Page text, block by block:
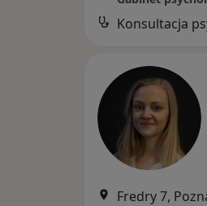
Fredry 7,